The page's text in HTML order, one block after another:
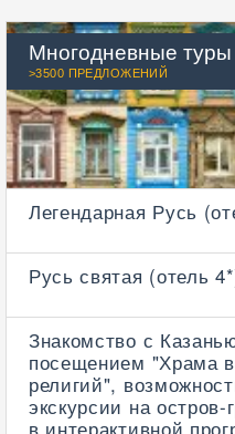
Многодневные туры
>3500 ПРЕДЛОЖЕНИЙ
Легендарная Русь
Русь святая (отель
Знакомство с
посещением "Храма
религий",
экскурсии на
в интерактивной